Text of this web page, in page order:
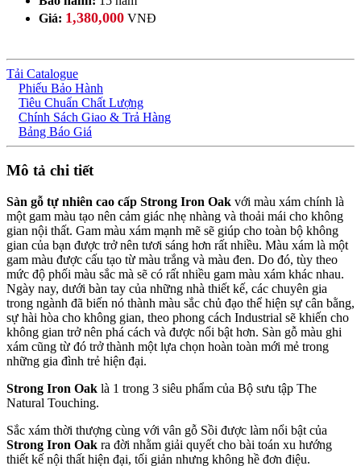
Giá: 1,380,000 VNĐ
Tải Catalogue
Phiếu Bảo Hành
Tiêu Chuẩn Chất Lượng
Chính Sách Giao & Trả Hàng
Bảng Báo Giá
Mô tả chi tiết
Sàn gỗ tự nhiên cao cấp Strong Iron Oak với màu xám chính là
một gam màu tạo nên cảm giác nhẹ nhàng và thoải mái cho không
gian nội thất. Gam màu xám mạnh mẽ sẽ giúp cho toàn bộ không
gian của bạn được trở nên tươi sáng hơn rất nhiều. Màu xám là một
gam màu được cấu tạo từ màu trắng và màu đen. Do đó, tùy theo
mức độ phối màu sắc mà sẽ có rất nhiều gam màu xám khác nhau.
Ngày nay, dưới bàn tay của những nhà thiết kế, các chuyên gia
trong ngành đã biến nó thành màu sắc chủ đạo thể hiện sự cân bằng,
sự hài hòa cho không gian, theo phong cách Industrial sẽ khiến cho
không gian trở nên phá cách và được nổi bật hơn. Sàn gỗ màu ghi
xám cũng từ đó trở thành một lựa chọn hoàn toàn mới mẻ trong
những gia đình trẻ hiện đại.
Strong Iron Oak là 1 trong 3 siêu phẩm của Bộ sưu tập The
Natural Touching.
Sắc xám thời thượng cùng với vân gỗ Sồi được làm nổi bật của
Strong Iron Oak ra đời nhằm giải quyết cho bài toán xu hướng
thiết kế nội thất hiện đại, tối giản nhưng không hề đơn điệu.